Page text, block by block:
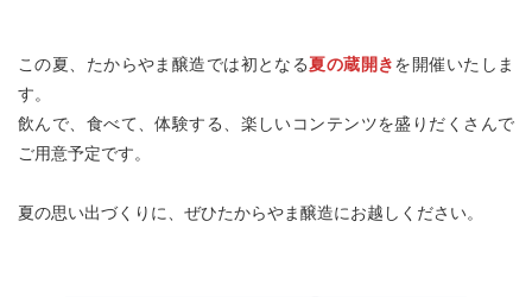
この夏、たからやま醸造では初となる夏の蔵開きを開催いたしま
す。
飲んで、食べて、体験する、楽しいコンテンツを盛りだくさんで
ご用意予定です。
夏の思い出づくりに、ぜひたからやま醸造にお越しください。